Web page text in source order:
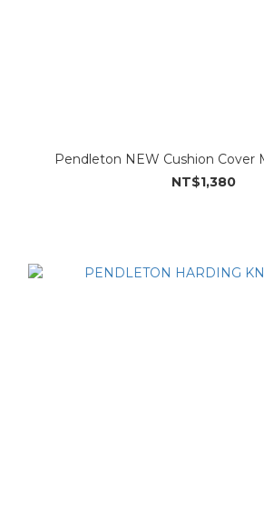
Pendleton NEW Cushion Cover
NT$1,380